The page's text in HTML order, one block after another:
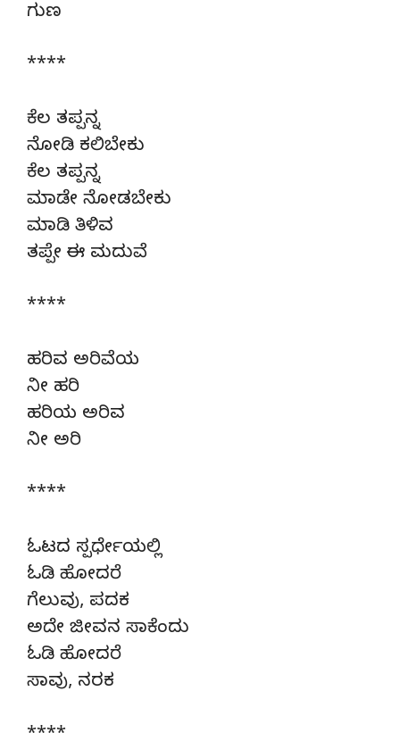
ಗುಣ
****
ಕೆಲ ತಪ್ಪನ್ನ
ನೋಡಿ ಕಲಿಬೇಕು
ಕೆಲ ತಪ್ಪನ್ನ
ಮಾಡೇ ನೋಡಬೇಕು
ಮಾಡಿ ತಿಳಿವ
ತಪ್ಪೇ ಈ ಮದುವೆ
****
ಹರಿವ ಅರಿವೆಯ
ನೀ ಹರಿ
ಹರಿಯ ಅರಿವ
ನೀ ಅರಿ
****
ಓಟದ ಸ್ಪರ್ಧೇಯಲ್ಲಿ
ಓಡಿ ಹೋದರೆ
ಗೆಲುವು, ಪದಕ
ಅದೇ ಜೀವನ ಸಾಕೆಂದು
ಓಡಿ ಹೋದರೆ
ಸಾವು, ನರಕ